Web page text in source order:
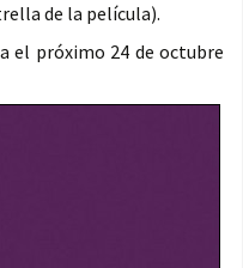
de la película).
el próximo 24 de octubre